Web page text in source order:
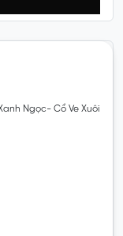
Ngọc- Cổ Ve Xuôi